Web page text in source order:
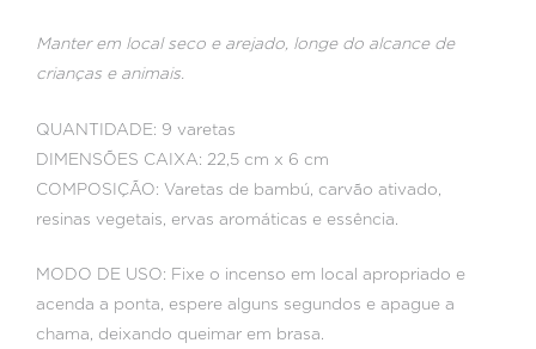
Manter em local seco e arejado, longe do alcance de
crianças e animais.
QUANTIDADE: 9 varetas
DIMENSÕES CAIXA: 22,5 cm x 6 cm
COMPOSIÇÃO: Varetas de bambú, carvão ativado,
resinas vegetais, ervas aromáticas e essência.
MODO DE USO: Fixe o incenso em local apropriado e
acenda a ponta, espere alguns segundos e apague a
chama, deixando queimar em brasa.